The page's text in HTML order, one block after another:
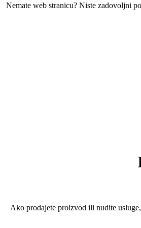
Nemate web stranicu? Niste zadovoljni
Ako prodajete proizvod ili nudite